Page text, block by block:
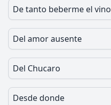
De tanto beberme el vino
Del amor ausente
Del Chucaro
Desde donde